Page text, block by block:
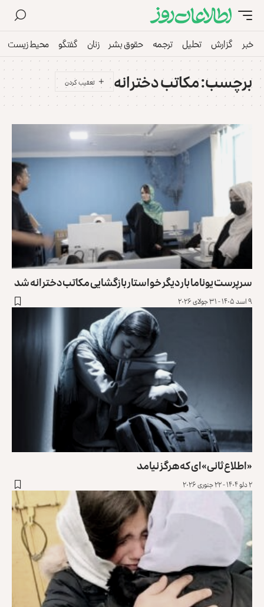
خبر گزارش تحلیل ترجمه حقوق بشر زنان گفتگو محیط زیست
برچسب:مکاتب دخترانه
سرپرست یوناما بار دیگر خواستار بازگشایی مکاتب دخترانه شد
۹ اسد ۱۴۰۵ - ۳۱ جولای ۲۰۲۶
«اطلاع ثانی‌»ای که هرگز نیامد
۲ دلو ۱۴۰۴ - ۲۲ جنوری ۲۰۲۶